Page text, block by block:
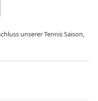
unserer Tennis Saison,